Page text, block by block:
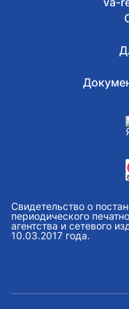
Свидетельство о
периодического
агентства и сетевого
10.03.2017 года.